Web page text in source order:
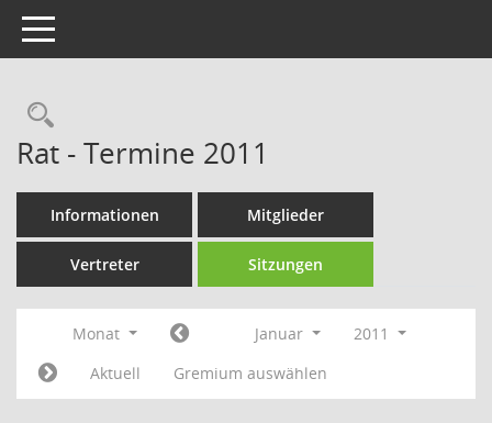
Toggle navigation
Rechercheauswahl
Rat - Termine 2011
Informationen Mitglieder
Vertreter Sitzungen
Monat Januar
2011
Aktuell
Gremium auswählen